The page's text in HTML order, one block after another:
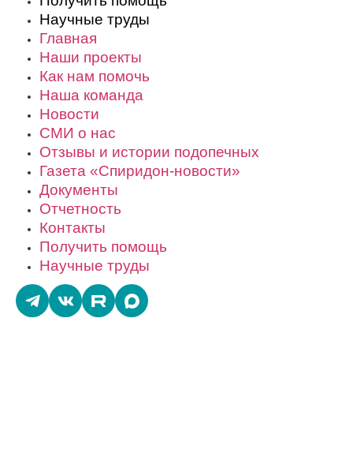
Научные труды
Главная
Наши проекты
Как нам помочь
Наша команда
Новости
СМИ о нас
Отзывы и истории подопечных
Газета «Спиридон-новости»
Документы
Отчетность
Контакты
Получить помощь
Научные труды